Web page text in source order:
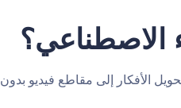
الاصطناعي؟
الأفكار إلى مقاطع فيديو بدون